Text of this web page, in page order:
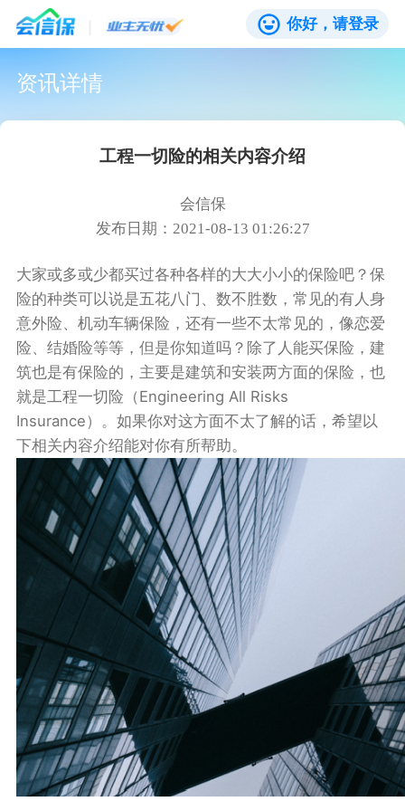
你好，请登录
资讯详情
工程一切险的相关内容介绍
会信保
发布日期：2021-08-13 01:26:27
大家或多或少都买过各种各样的大大小小的保险吧？保
险的种类可以说是五花八门、数不胜数，常见的有人身
意外险、机动车辆保险，还有一些不太常见的，像恋爱
险、结婚险等等，但是你知道吗？除了人能买保险，建
筑也是有保险的，主要是建筑和安装两方面的保险，也
就是工程一切险（Engineering All Risks
Insurance）。如果你对这方面不太了解的话，希望以
下相关内容介绍能对你有所帮助。